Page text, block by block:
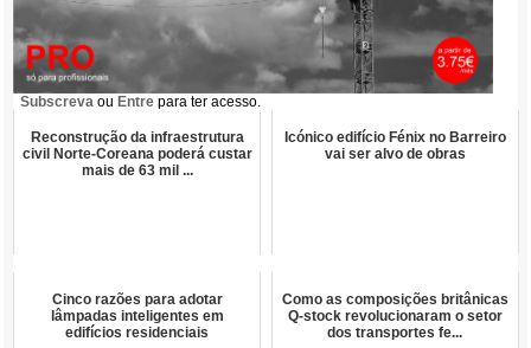
Subscreva ou Entre para ter acesso.
Reconstrução da infraestrutura
civil Norte-Coreana poderá custar
mais de 63 mil ...
Icónico edifício Fénix no Barreiro
vai ser alvo de obras
Cinco razões para adotar
lâmpadas inteligentes em
edifícios residenciais
Como as composições britânicas
Q-stock revolucionaram o setor
dos transportes fe...